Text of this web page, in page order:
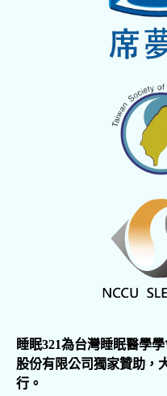
睡眠321為台灣睡眠醫學
股份有限公司獨家贊助，
行。